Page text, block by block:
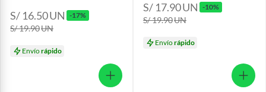
S/ 16.50UN -17%
S/ 19.90UN
Envíorápido
S/ 17.90UN -10%
S/ 19.90UN
Envíorápido